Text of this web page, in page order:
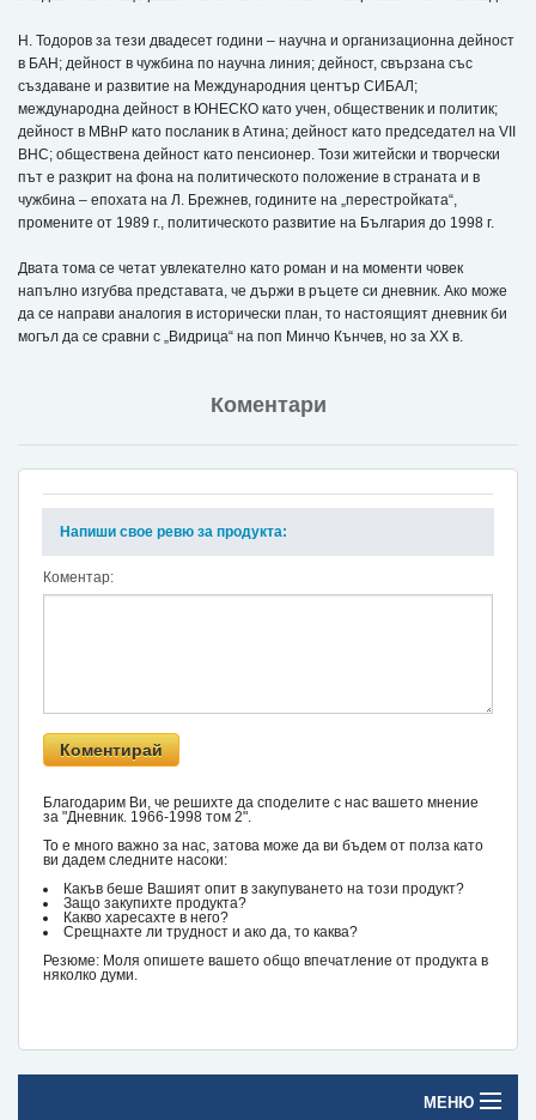
Н. Тодоров за тези двадесет години – научна и организационна дейност
в БАН; дейност в чужбина по научна линия; дейност, свързана със
създаване и развитие на Международния център СИБАЛ;
международна дейност в ЮНЕСКО като учен, общественик и политик;
дейност в МВнР като посланик в Атина; дейност като председател на VІІ
ВНС; обществена дейност като пенсионер. Този житейски и творчески
път е разкрит на фона на политическото положение в страната и в
чужбина – епохата на Л. Брежнев, годините на „перестройката“,
промените от 1989 г., политическото развитие на България до 1998 г.
Двата тома се четат увлекателно като роман и на моменти човек
напълно изгубва представата, че държи в ръцете си дневник. Ако може
да се направи аналогия в исторически план, то настоящият дневник би
могъл да се сравни с „Видрица“ на поп Минчо Кънчев, но за ХХ в.
Коментари
Напиши свое ревю за продукта:
Коментар:
Благодарим Ви, че решихте да споделите с нас вашето мнение
за "Дневник. 1966-1998 том 2".
То е много важно за нас, затова може да ви бъдем от полза като
ви дадем следните насоки:
Какъв беше Вашият опит в закупуването на този продукт?
Защо закупихте продукта?
Какво харесахте в него?
Срещнахте ли трудност и ако да, то каква?
Резюме: Моля опишете вашето общо впечатление от продукта в
няколко думи.
МЕНЮ